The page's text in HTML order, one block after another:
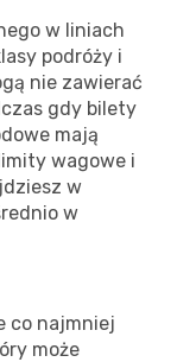
w liniach
podróży i
nie zawierać
gdy bilety
mają
wagowe i
w
w
co najmniej
może